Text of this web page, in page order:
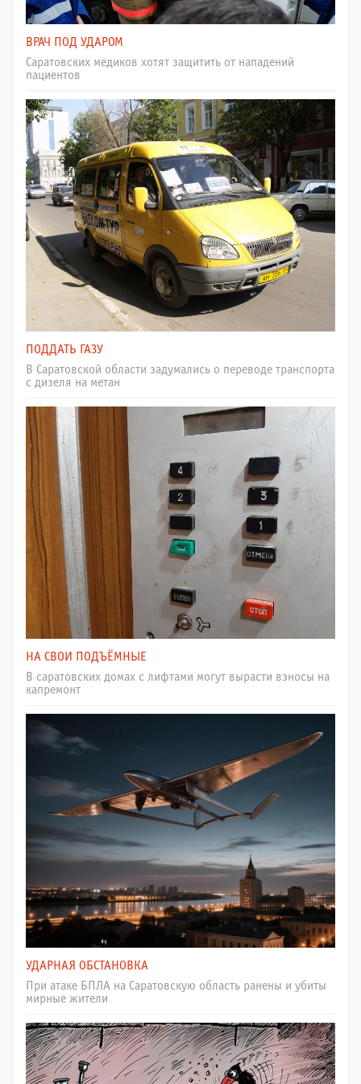
ВРАЧ ПОД УДАРОМ
Саратовских медиков хотят защитить от нападений
пациентов
ПОДДАТЬ ГАЗУ
В Саратовской области задумались о переводе транспорта
с дизеля на метан
НА СВОИ ПОДЪЁМНЫЕ
В саратовских домах с лифтами могут вырасти взносы на
капремонт
УДАРНАЯ ОБСТАНОВКА
При атаке БПЛА на Саратовскую область ранены и убиты
мирные жители